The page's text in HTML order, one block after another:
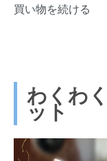
買い物を続ける
わくわ
ット